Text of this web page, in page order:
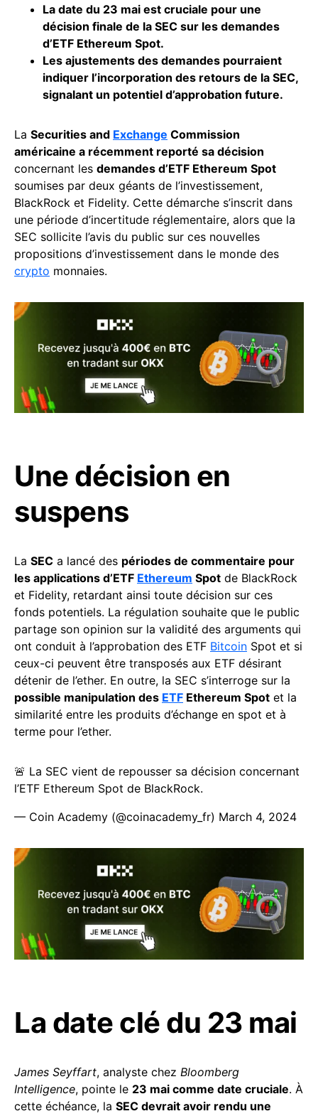
La date du 23 mai est cruciale pour une
décision finale de la SEC sur les demandes
d’ETF Ethereum Spot.
Les ajustements des demandes pourraient
indiquer l’incorporation des retours de la SEC,
signalant un potentiel d’approbation future.
La Securities and Exchange Commission
américaine a récemment reporté sa décision
concernant les demandes d’ETF Ethereum Spot
soumises par deux géants de l’investissement,
BlackRock et Fidelity. Cette démarche s’inscrit dans
une période d’incertitude réglementaire, alors que la
SEC sollicite l’avis du public sur ces nouvelles
propositions d’investissement dans le monde des
crypto monnaies.
Une décision en
suspens
La SEC a lancé des périodes de commentaire pour
les applications d’ETF Ethereum Spot de BlackRock
et Fidelity, retardant ainsi toute décision sur ces
fonds potentiels. La régulation souhaite que le public
partage son opinion sur la validité des arguments qui
ont conduit à l’approbation des ETF Bitcoin Spot et si
ceux-ci peuvent être transposés aux ETF désirant
détenir de l’ether. En outre, la SEC s’interroge sur la
possible manipulation des ETF Ethereum Spot et la
similarité entre les produits d’échange en spot et à
terme pour l’ether.
🚨 La SEC vient de repousser sa décision concernant
l’ETF Ethereum Spot de BlackRock.
— Coin Academy (@coinacademy_fr) March 4, 2024
La date clé du 23 mai
James Seyffart, analyste chez Bloomberg
Intelligence, pointe le 23 mai comme date cruciale. À
cette échéance, la SEC devrait avoir rendu une